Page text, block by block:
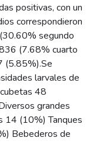
positivas, con un
correspondieron
segundo
(7.68% cuarto
(5.85%).Se
larvales de
48
grandes
14 (10%) Tanques
Bebederos de